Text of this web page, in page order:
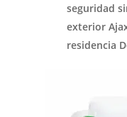
seguridad
exterior
residencia